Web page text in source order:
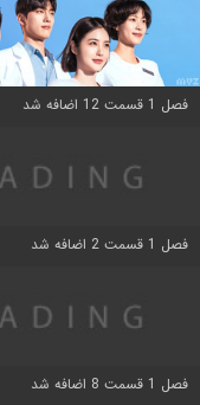
فصل 1 قسمت 12 اضافه شد
فصل 1 قسمت 2 اضافه شد
فصل 1 قسمت 8 اضافه شد